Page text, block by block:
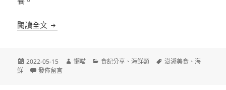
閱讀全文 [澎湖馬公]峰鮮宴隱市食堂 海口峰水產 馬公文澳市場
發
佈
2022-05-15
作
懶喵
分
食記分享 、海鮮類
標
澎湖美食 、海
鮮
在〈[澎湖馬公]峰鮮宴隱市食堂 海口峰水產 馬公文澳市場〉
發佈留言